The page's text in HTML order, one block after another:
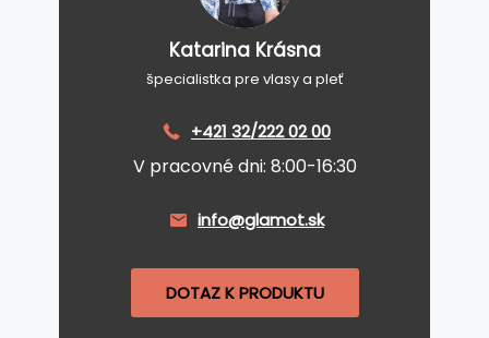
Katarina Krásna
špecialistka pre vlasy a pleť
+421 32/222 02 00
V pracovné dni: 8:00-16:30
info@glamot.sk
DOTAZ K PRODUKTU